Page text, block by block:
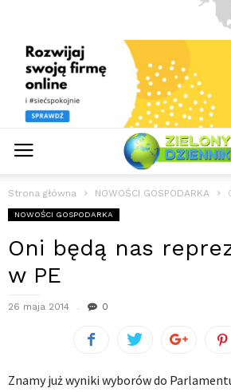
Strona główna NOWOŚCI GOSPODARKA
NOWOŚCI GOSPODARKA
Oni będą nas
w PE
26 maja 2014 0
Znamy już wyniki wyborów do